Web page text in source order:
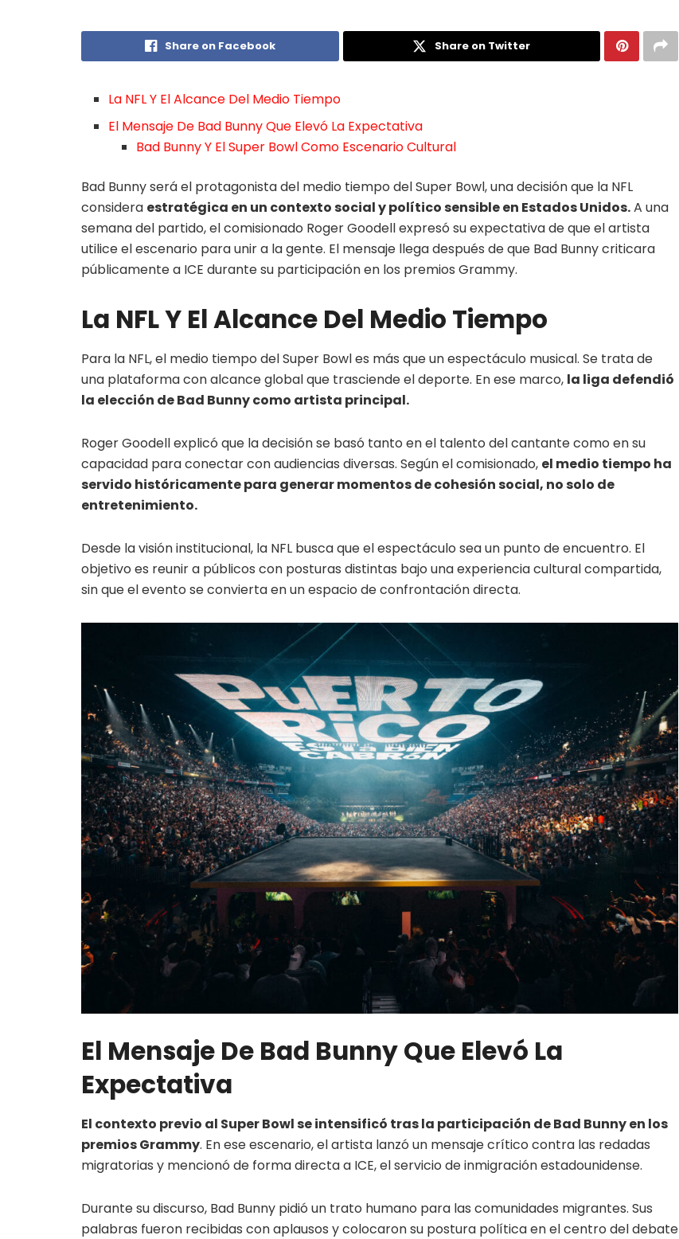
Share on Facebook Share on Twitter
La NFL Y El Alcance Del Medio Tiempo
El Mensaje De Bad Bunny Que Elevó La Expectativa
Bad Bunny Y El Super Bowl Como Escenario Cultural
Bad Bunny será el protagonista del medio tiempo del Super Bowl, una decisión que la NFL
considera estratégica en un contexto social y político sensible en Estados Unidos.A una
semana del partido, el comisionado Roger Goodell expresó su expectativa de que el artista
utilice el escenario para unir a la gente. El mensaje llega después de que Bad Bunny criticara
públicamente a ICE durante su participación en los premios Grammy.
La NFL Y El Alcance Del Medio Tiempo
Para la NFL, el medio tiempo del Super Bowl es más que un espectáculo musical. Se trata de
una plataforma con alcance global que trasciende el deporte. En ese marco, la liga defendió
la elección de Bad Bunny como artista principal.
Roger Goodell explicó que la decisión se basó tanto en el talento del cantante como en su
capacidad para conectar con audiencias diversas. Según el comisionado, el medio tiempo ha
servido históricamente para generar momentos de cohesión social, no solo de
entretenimiento.
Desde la visión institucional, la NFL busca que el espectáculo sea un punto de encuentro. El
objetivo es reunir a públicos con posturas distintas bajo una experiencia cultural compartida,
sin que el evento se convierta en un espacio de confrontación directa.
El Mensaje De Bad Bunny Que Elevó La
Expectativa
El contexto previo al Super Bowl se intensificó tras la participación de Bad Bunny en los
premios Grammy. En ese escenario, el artista lanzó un mensaje crítico contra las redadas
migratorias y mencionó de forma directa a ICE, el servicio de inmigración estadounidense.
Durante su discurso, Bad Bunny pidió un trato humano para las comunidades migrantes. Sus
palabras fueron recibidas con aplausos y colocaron su postura política en el centro del debate